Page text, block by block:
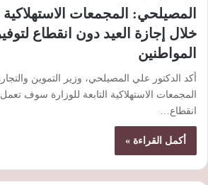
المصيلحي: المجمعات
خلال إجازة العيد دون انقطاع
‏المواطنين
أكد الدكتور علي المصيلحي، وزير التموين
المجمعات الاستهلاكية التابعة للوزارة ‏سوف
انقطاع…
أكمل القراءة »